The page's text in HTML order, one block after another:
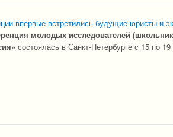
впервые встретились будущие юристы и
молодых исследователей
состоялась в Санкт-Петербурге с 15 по